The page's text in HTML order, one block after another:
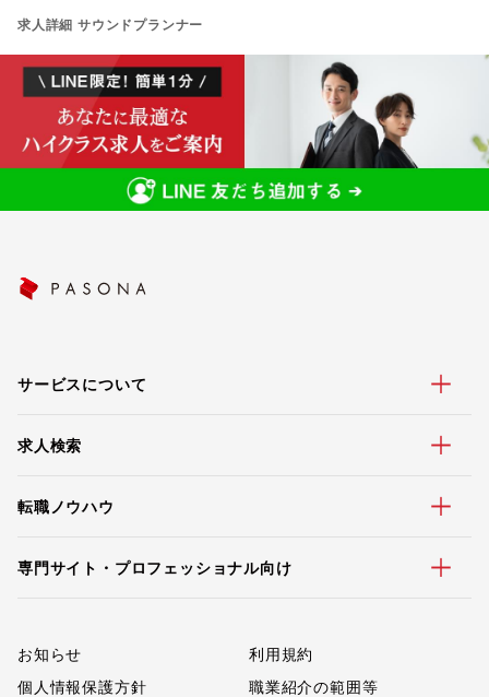
求人詳細 サウンドプランナー
サービスについて
求人検索
転職ノウハウ
専門サイト・プロフェッショナル向け
お知らせ
利用規約
個人情報保護方針
職業紹介の範囲等